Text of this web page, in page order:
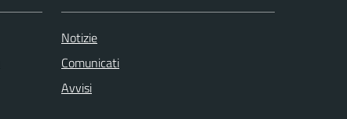
Notizie
Comunicati
Avvisi